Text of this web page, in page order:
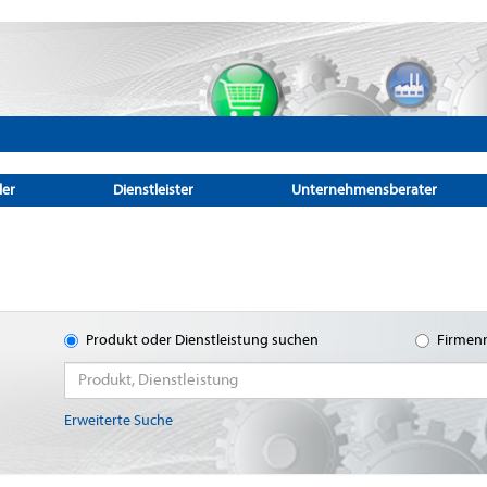
Dienstleister Unternehmensberater
Produkt oder Dienstleistung suchen
Erweiterte Suche